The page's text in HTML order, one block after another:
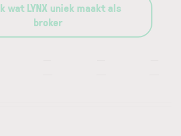
wat LYNX uniek maakt als
broker